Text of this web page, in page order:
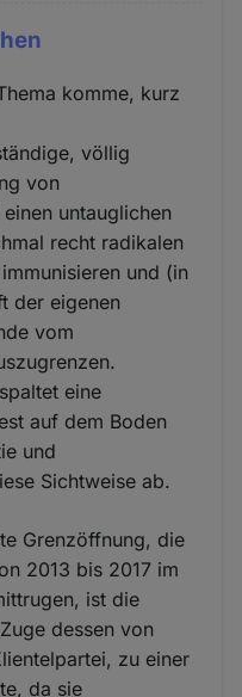
komme, kurz
völlig
von
untauglichen
recht radikalen
und (in
der eigenen
vom
eine
auf dem Boden
und
Sichtweise ab.
Grenzöffnung, die
2013 bis 2017 im
ist die
dessen von
zu einer
da sie